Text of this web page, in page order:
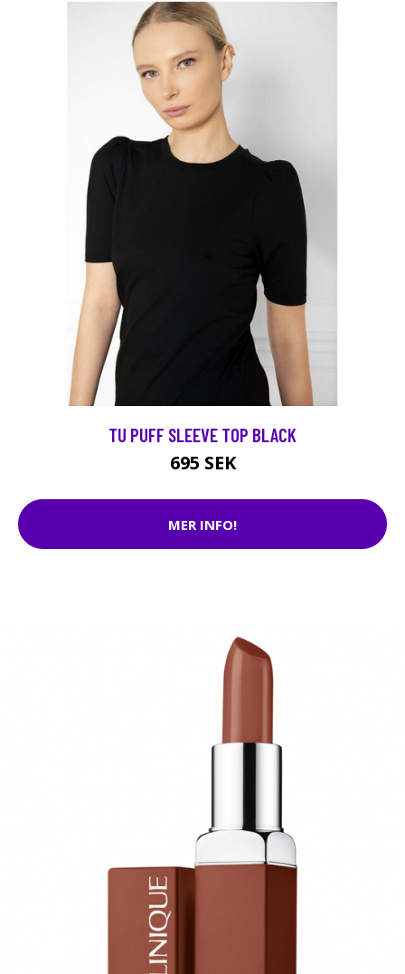
TU PUFF SLEEVE TOP BLACK
695 SEK
MER INFO!